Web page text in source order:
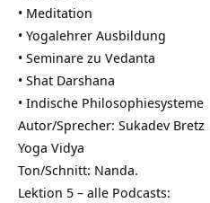
• Meditation
• Yogalehrer Ausbildung
• Seminare zu Vedanta
• Shat Darshana
• Indische Philosophiesysteme
Autor/Sprecher: Sukadev Bretz
Yoga Vidya
Ton/Schnitt: Nanda.
Lektion 5 – alle Podcasts: